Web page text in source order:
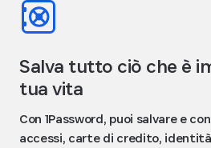
Salva tutto ciò che è
tua vita
Con 1Password, puoi salvare e
accessi, carte di credito,